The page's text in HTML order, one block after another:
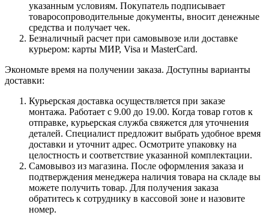
указанным условиям. Покупатель подписывает
товаросопроводительные документы, вносит денежные
средства и получает чек.
Безналичный расчет при самовывозе или доставке
курьером: карты МИР, Visa и MasterCard.
Экономьте время на получении заказа. Доступны варианты
доставки:
Курьерская доставка осуществляется при заказе
монтажа. Работает с 9.00 до 19.00. Когда товар готов к
отправке, курьерская служба свяжется для уточнения
деталей. Специалист предложит выбрать удобное время
доставки и уточнит адрес. Осмотрите упаковку на
целостность и соответствие указанной комплектации.
Самовывоз из магазина. После оформления заказа и
подтверждения менеджера наличия товара на складе вы
можете получить товар. Для получения заказа
обратитесь к сотруднику в кассовой зоне и назовите
номер.